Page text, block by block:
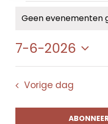
in
7
juni
2026
Bericht
Geen evenementen
7-6-2026
Selecteer
datum.
Vorige dag